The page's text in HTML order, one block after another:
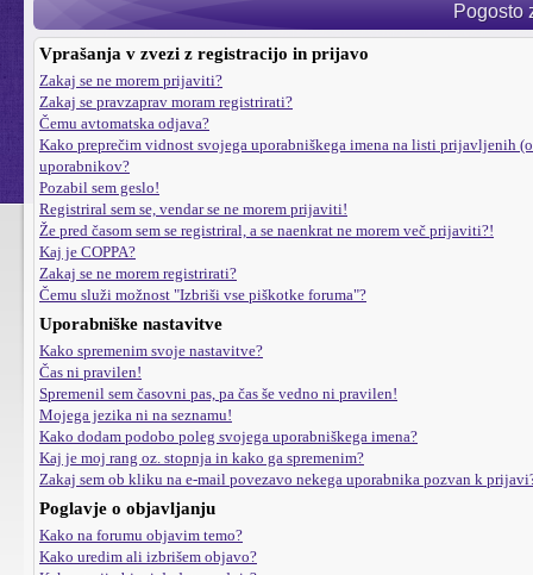
Pogosto
Vprašanja v zvezi z registracijo in prijavo
Zakaj se ne morem prijaviti?
Zakaj se pravzaprav moram registrirati?
Čemu avtomatska odjava?
Kako preprečim vidnost svojega uporabniškega imena na listi prijavljenih
uporabnikov?
Pozabil sem geslo!
Registriral sem se, vendar se ne morem prijaviti!
Že pred časom sem se registriral, a se naenkrat ne morem več prijaviti?!
Kaj je COPPA?
Zakaj se ne morem registrirati?
Čemu služi možnost "Izbriši vse piškotke foruma"?
Uporabniške nastavitve
Kako spremenim svoje nastavitve?
Čas ni pravilen!
Spremenil sem časovni pas, pa čas še vedno ni pravilen!
Mojega jezika ni na seznamu!
Kako dodam podobo poleg svojega uporabniškega imena?
Kaj je moj rang oz. stopnja in kako ga spremenim?
Zakaj sem ob kliku na e-mail povezavo nekega uporabnika pozvan k
Poglavje o objavljanju
Kako na forumu objavim temo?
Kako uredim ali izbrišem objavo?